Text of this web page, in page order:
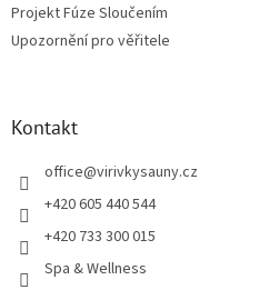
Projekt Fúze Sloučením
Upozornění pro věřitele
Kontakt
office@virivkysauny.cz
+420 605 440 544
+420 733 300 015
Spa & Wellness